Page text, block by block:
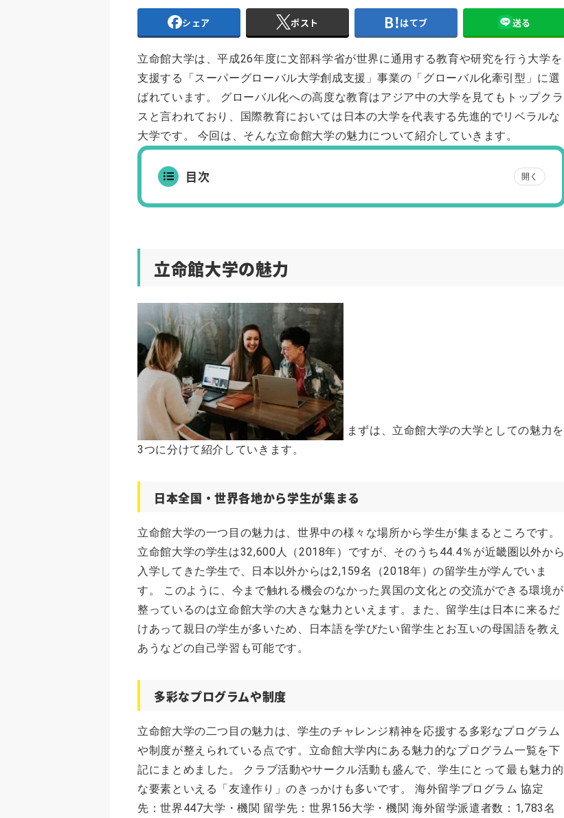
シェア ポスト はてブ 送る
立命館大学は、平成26年度に文部科学省が世界に通用する教育や研究を行う大学を
支援する「スーパーグローバル大学創成支援」事業の「グローバル化牽引型」に選
ばれています。 グローバル化への高度な教育はアジア中の大学を見てもトップクラ
スと言われており、国際教育においては日本の大学を代表する先進的でリベラルな
大学です。 今回は、そんな立命館大学の魅力について紹介していきます。
目次 開く
立命館大学の魅力
まずは、立命館大学の大学としての魅力を
3つに分けて紹介していきます。
日本全国・世界各地から学生が集まる
立命館大学の一つ目の魅力は、世界中の様々な場所から学生が集まるところです。
立命館大学の学生は32,600人（2018年）ですが、そのうち44.4％が近畿圏以外から
入学してきた学生で、日本以外からは2,159名（2018年）の留学生が学んでいま
す。 このように、今まで触れる機会のなかった異国の文化との交流ができる環境が
整っているのは立命館大学の大きな魅力といえます。また、留学生は日本に来るだ
けあって親日の学生が多いため、日本語を学びたい留学生とお互いの母国語を教え
あうなどの自己学習も可能です。
多彩なプログラムや制度
立命館大学の二つ目の魅力は、学生のチャレンジ精神を応援する多彩なプログラム
や制度が整えられている点です。立命館大学内にある魅力的なプログラム一覧を下
記にまとめました。 クラブ活動やサークル活動も盛んで、学生にとって最も魅力的
な要素といえる「友達作り」のきっかけも多いです。 海外留学プログラム 協定
先：世界447大学・機関 留学先：世界156大学・機関 海外留学派遣者数：1,783名